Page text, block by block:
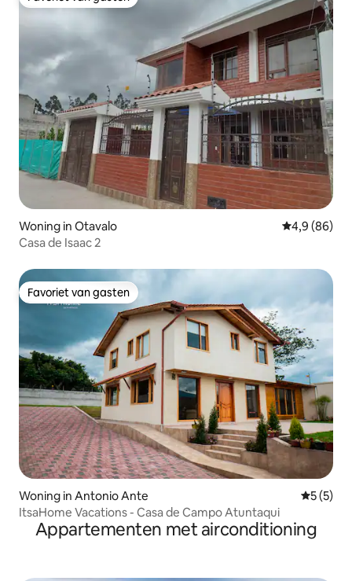
Favoriet van gasten
Woning in Otavalo Gemiddelde
4,9 (86)
Casa de Isaac 2
Favoriet van gasten
Favoriet van gasten
Woning in Antonio Ante
5 (5)
ItsaHome Vacations - Casa de Campo Atuntaqui
Appartementen met airconditioning